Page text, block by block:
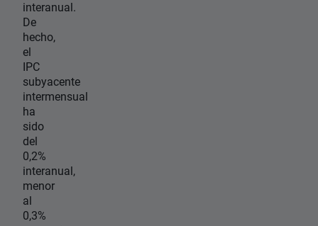
interanual.
De
hecho,
el
IPC
subyacente
intermensual
ha
sido
del
0,2%
interanual,
menor
al
0,3%